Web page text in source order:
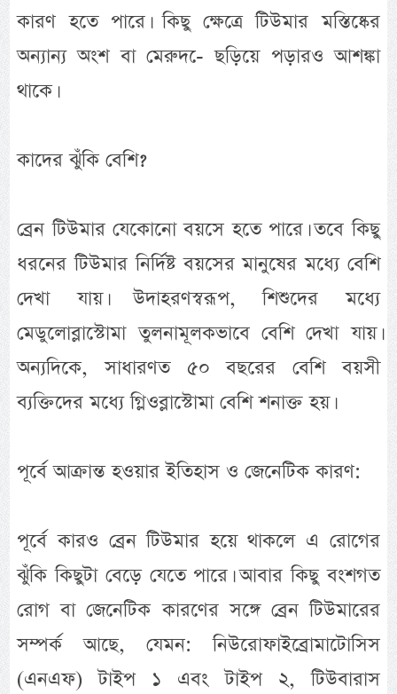
কারণ হতে পারে। কিছু ক্ষেত্রে টিউমার মস্তিষ্কের
অন্যান্য অংশ বা মেরুদ-ে ছড়িয়ে পড়ারও আশঙ্কা
থাকে।
কাদের ঝুঁকি বেশি?
ব্রেন টিউমার যেকোনো বয়সে হতে পারে। তবে কিছু
ধরনের টিউমার নির্দিষ্ট বয়সের মানুষের মধ্যে বেশি
দেখা যায়। উদাহরণস্বরূপ, শিশুদের মধ্যে
মেডুলোব্লাস্টোমা তুলনামূলকভাবে বেশি দেখা যায়।
অন্যদিকে, সাধারণত ৫০ বছরের বেশি বয়সী
ব্যক্তিদের মধ্যে গ্লিওব্লাস্টোমা বেশি শনাক্ত হয়।
পূর্বে আক্রান্ত হওয়ার ইতিহাস ও জেনেটিক কারণ:
পূর্বে কারও ব্রেন টিউমার হয়ে থাকলে এ রোগের
ঝুঁকি কিছুটা বেড়ে যেতে পারে। আবার কিছু বংশগত
রোগ বা জেনেটিক কারণের সঙ্গে ব্রেন টিউমারের
সম্পর্ক আছে, যেমন: নিউরোফাইব্রোমাটোসিস
(এনএফ) টাইপ ১ এবং টাইপ ২, টিউবারাস